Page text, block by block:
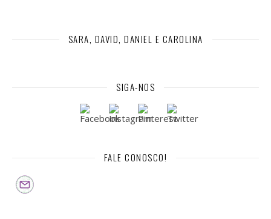
SARA, DAVID, DANIEL E CAROLINA
SIGA-NOS
FALE CONOSCO!